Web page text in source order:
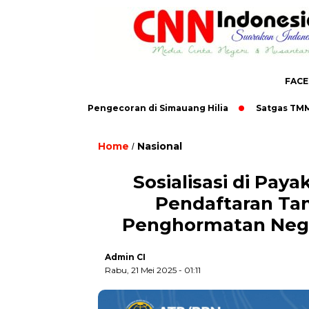
Kebut Pengecoran di Simauang Hilia Satgas TMMD ke-
Home / Nasional
Sosialisasi di
Pendaftaran
Penghormatan
Admin CI
Rabu, 21 Mei 2025 - 01:11